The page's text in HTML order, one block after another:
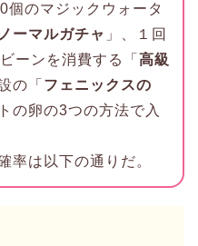
個のマジックウォータ
ノーマルガチャ 」、１回
ーンを消費する「 高級
の「 フェニックスの
の卵の3つの方法で入
率は以下の通りだ。